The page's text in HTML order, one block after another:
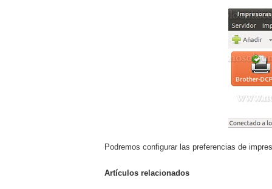
Podremos configurar las preferencias de
Artículos relacionados